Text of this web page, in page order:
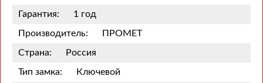
Гарантия: 1 год
Производитель: ПРОМЕТ
Страна: Россия
Тип замка: Ключевой